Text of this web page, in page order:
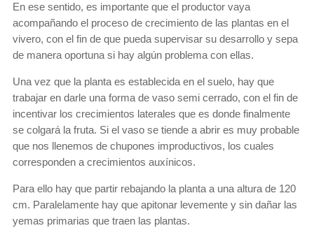
En ese sentido, es importante que el productor vaya
acompañando el proceso de crecimiento de las plantas en el
vivero, con el fin de que pueda supervisar su desarrollo y sepa
de manera oportuna si hay algún problema con ellas.
Una vez que la planta es establecida en el suelo, hay que
trabajar en darle una forma de vaso semi cerrado, con el fin de
incentivar los crecimientos laterales que es donde finalmente
se colgará la fruta. Si el vaso se tiende a abrir es muy probable
que nos llenemos de chupones improductivos, los cuales
corresponden a crecimientos auxínicos.
Para ello hay que partir rebajando la planta a una altura de 120
cm. Paralelamente hay que apitonar levemente y sin dañar las
yemas primarias que traen las plantas.